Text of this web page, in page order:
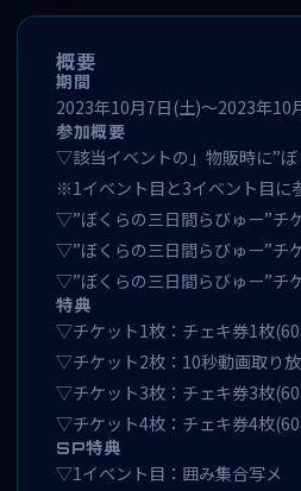
概要
期間
2023年10月7日(土)～2023年10
参加概要
▽該当イベントの」物販時に”ぼ
※1イベント目と3イベント目に
▽”ぼくらの三日間らびゅー”チ
▽”ぼくらの三日間らびゅー”チ
▽”ぼくらの三日間らびゅー”チ
特典
▽チケット1枚：チェキ券1枚
▽チケット2枚：10秒動画取り
▽チケット3枚：チェキ券3枚
▽チケット4枚：チェキ券4枚
SP特典
▽1イベント目：囲み集合写メ